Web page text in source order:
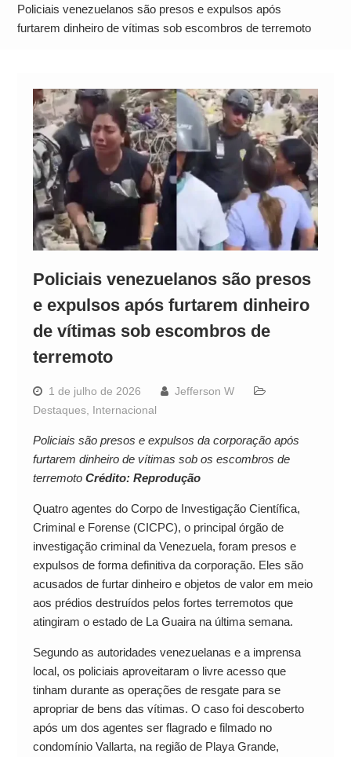
Alto
Policiais venezuelanos são presos e expulsos após
furtarem dinheiro de vítimas sob escombros de terremoto
Policiais venezuelanos são presos
e expulsos após furtarem dinheiro
de vítimas sob escombros de
terremoto
1 de julho de 2026
Jefferson W
Destaques, Internacional
Policiais são presos e expulsos da corporação após
furtarem dinheiro de vítimas sob os escombros de
terremoto Crédito: Reprodução
Quatro agentes do Corpo de Investigação Científica,
Criminal e Forense (CICPC), o principal órgão de
investigação criminal da Venezuela, foram presos e
expulsos de forma definitiva da corporação. Eles são
acusados de furtar dinheiro e objetos de valor em meio
aos prédios destruídos pelos fortes terremotos que
atingiram o estado de La Guaira na última semana.
Segundo as autoridades venezuelanas e a imprensa
local, os policiais aproveitaram o livre acesso que
tinham durante as operações de resgate para se
apropriar de bens das vítimas. O caso foi descoberto
após um dos agentes ser flagrado e filmado no
condomínio Vallarta, na região de Playa Grande,